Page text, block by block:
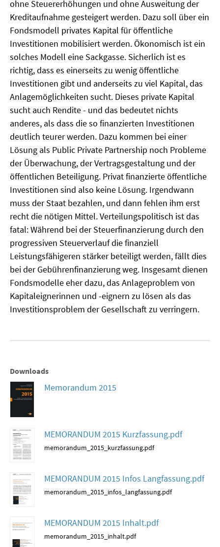
ohne Steuererhöhungen und ohne Ausweitung der
Kreditaufnahme gesteigert werden. Dazu soll über ein
Fondsmodell privates Kapital für öffentliche
Investitionen mobilisiert werden. Ökonomisch ist ein
solches Modell eine Sackgasse. Sicherlich ist es
richtig, dass es einerseits zu wenig öffentliche
Investitionen gibt und anderseits zu viel Kapital, das
Anlagemöglichkeiten sucht. Dieses private Kapital
sucht auch Rendite - und das bedeutet nichts
anderes, als dass die so finanzierten Investitionen
deutlich teurer werden. Dazu kommen bei einer
Lösung als Public Private Partnership noch Probleme
der Überwachung, der Vertragsgestaltung und der
öffentlichen Beteiligung. Privat finanzierte öffentliche
Investitionen sind also keine Lösung. Irgendwann
muss der Staat bezahlen, und dann fehlen ihm erst
recht die nötigen Mittel. Verteilungspolitisch ist das
fatal: Während bei der Steuerfinanzierung durch den
progressiven Steuerverlauf die finanziell
Leistungsfähigeren stärker beteiligt werden, fällt dies
bei der Gebührenfinanzierung weg. Insgesamt dienen
Fondsmodelle eher dazu, das Anlageproblem von
Kapitaleignerinnen und -eignern zu lösen als das
Investitionsproblem der Gesellschaft zu verringern.
Downloads
Memorandum 2015
MEMORANDUM 2015 Kurzfassung.pdf
memorandum_2015_kurzfassung.pdf
MEMORANDUM 2015 Infos Langfassung.pdf
memorandum_2015_infos_langfassung.pdf
MEMORANDUM 2015 Inhalt.pdf
memorandum_2015_inhalt.pdf